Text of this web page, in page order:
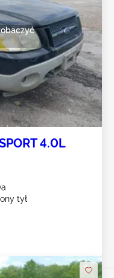
4.0L
tył